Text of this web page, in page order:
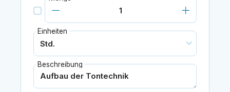
Einheiten
Beschreibung